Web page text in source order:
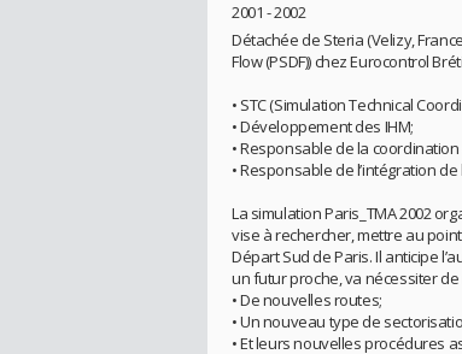
2001 - 2002
Détachée de Steria (Velizy,
Flow (PSDF)) chez Eurocontrol
• STC (Simulation Technical
• Développement des IHM;
• Responsable de la
• Responsable de l’intégration
La simulation Paris_TMA 2002
vise à rechercher, mettre au
Départ Sud de Paris. Il anticipe
un futur proche, va nécessiter
• De nouvelles routes;
• Un nouveau type de
• Et leurs nouvelles procédures